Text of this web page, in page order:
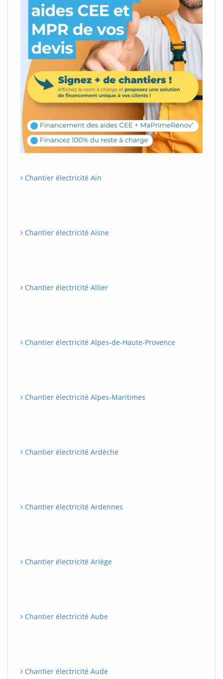
Chantier électricité Ain
Chantier électricité Aisne
Chantier électricité Allier
Chantier électricité Alpes-de-Haute-Provence
Chantier électricité Alpes-Maritimes
Chantier électricité Ardèche
Chantier électricité Ardennes
Chantier électricité Ariège
Chantier électricité Aube
Chantier électricité Aude